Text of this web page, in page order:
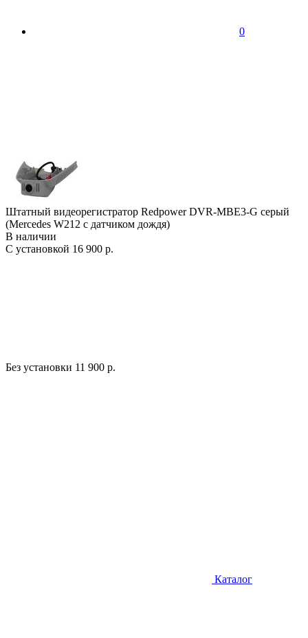
0
Штатный видеорегистратор Redpower DVR-MBE3-G серый
(Mercedes W212 с датчиком дождя)
В наличии
С установкой 16 900 р.
Без установки 11 900 р.
Каталог